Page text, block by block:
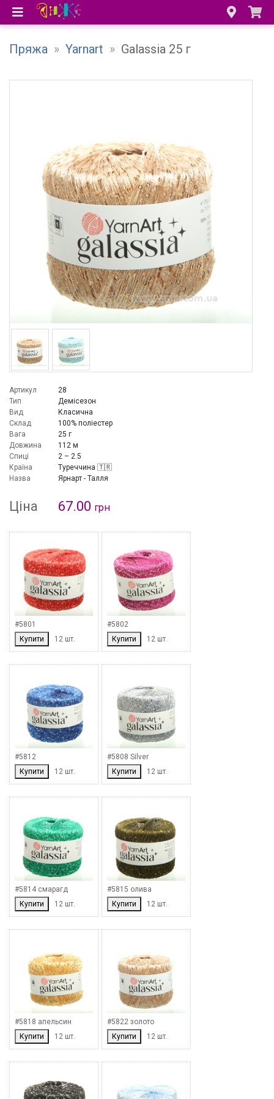
Пряжа » Yarnart » Galassia 25 г
Артикул
28
Тип
Демісезон
Вид
Класична
Склад
100% поліестер
Вага
25 г
Довжина
112 м
Спиці
2 – 2.5
Країна
Туреччина 🇹🇷
Назва
Ярнарт - Талля
Ціна 67.00 грн
#5801
Купити
12 шт.
#5802
Купити
12 шт.
#5812
Купити
12 шт.
#5808 Silver
Купити
12 шт.
#5814 смарагд
Купити
12 шт.
#5815 олива
Купити
12 шт.
#5818 апельсин
Купити
12 шт.
#5822 золото
Купити
12 шт.